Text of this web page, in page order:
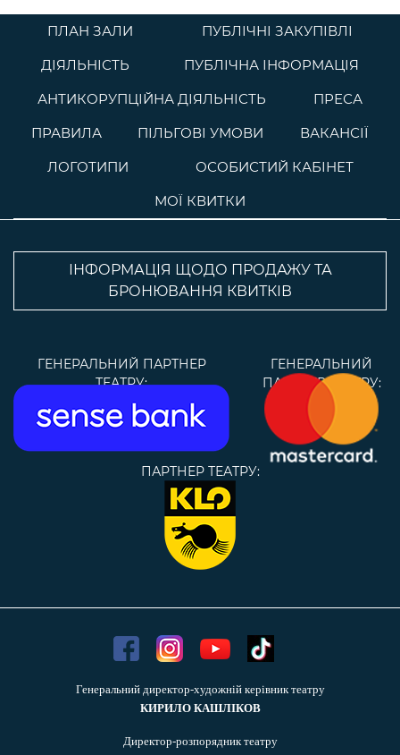
ПЛАН ЗАЛИ
ПУБЛІЧНІ ЗАКУПІВЛІ
ДІЯЛЬНІСТЬ
ПУБЛІЧНА ІНФОРМАЦІЯ
АНТИКОРУПЦІЙНА ДІЯЛЬНІСТЬ
ПРЕСА
ПРАВИЛА
ПІЛЬГОВІ УМОВИ
ВАКАНСІЇ
ЛОГОТИПИ
ОСОБИСТИЙ КАБІНЕТ
МОЇ КВИТКИ
ІНФОРМАЦІЯ ЩОДО ПРОДАЖУ ТА
БРОНЮВАННЯ КВИТКІВ
ГЕНЕРАЛЬНИЙ ПАРТНЕР
ТЕАТРУ:
ГЕНЕРАЛЬНИЙ
ПАРТНЕР ТЕАТРУ:
ПАРТНЕР ТЕАТРУ:
Генеральний директор-художній керівник театру
КИРИЛО КАШЛІКОВ
Директор-розпорядник театру